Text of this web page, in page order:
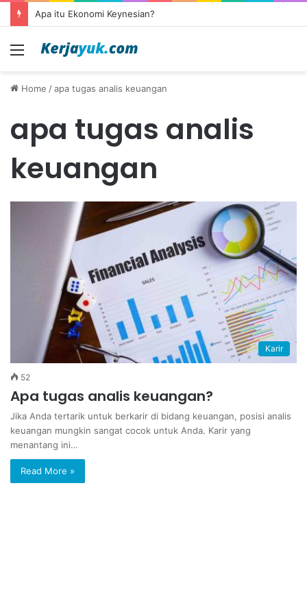
Apa itu Ekonomi Keynesian?
Menu
Home /apa tugas analis keuangan
apa tugas analis
keuangan
Karir
52
Apa tugas analis keuangan?
Jika Anda tertarik untuk berkarir di bidang keuangan, posisi analis
keuangan mungkin sangat cocok untuk Anda. Karir yang
menantang ini…
Read More »